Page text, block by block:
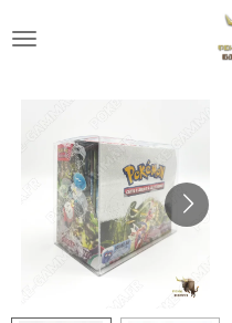
au
principal